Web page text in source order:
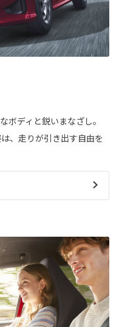
ボディと鋭いまなざし。
、走りが引き出す自由を